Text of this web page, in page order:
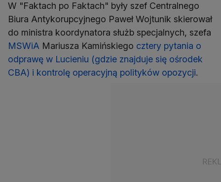
W "Faktach po Faktach" były szef Centralnego
Biura Antykorupcyjnego Paweł Wojtunik skierował
do ministra koordynatora służb specjalnych, szefa
MSWiA Mariusza Kamińskiego cztery pytania o
odprawę w Lucieniu (gdzie znajduje się ośrodek
CBA) i kontrolę operacyjną polityków opozycji.